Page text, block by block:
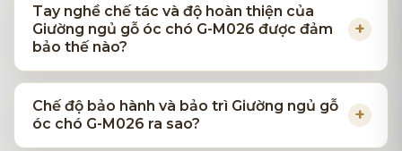
Tay nghề chế tác và độ hoàn thiện của
Giường ngủ gỗ óc chó G-M026 được đảm
bảo thế nào?
Chế độ bảo hành và bảo trì Giường ngủ gỗ
óc chó G-M026 ra sao?